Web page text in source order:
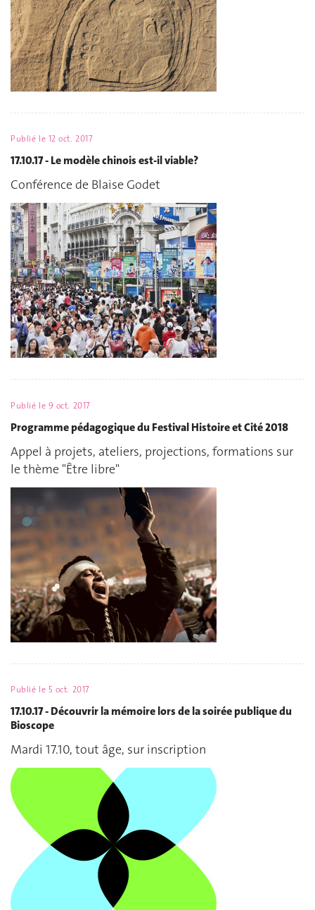
Publié le 12 oct. 2017
17.10.17 - Le modèle chinois est-il viable?
Conférence de Blaise Godet
Publié le 9 oct. 2017
Programme pédagogique du Festival Histoire et Cité 2018
Appel à projets, ateliers, projections, formations sur
le thème "Être libre"
Publié le 5 oct. 2017
17.10.17 - Découvrir la mémoire lors de la soirée publique du
Bioscope
Mardi 17.10, tout âge, sur inscription